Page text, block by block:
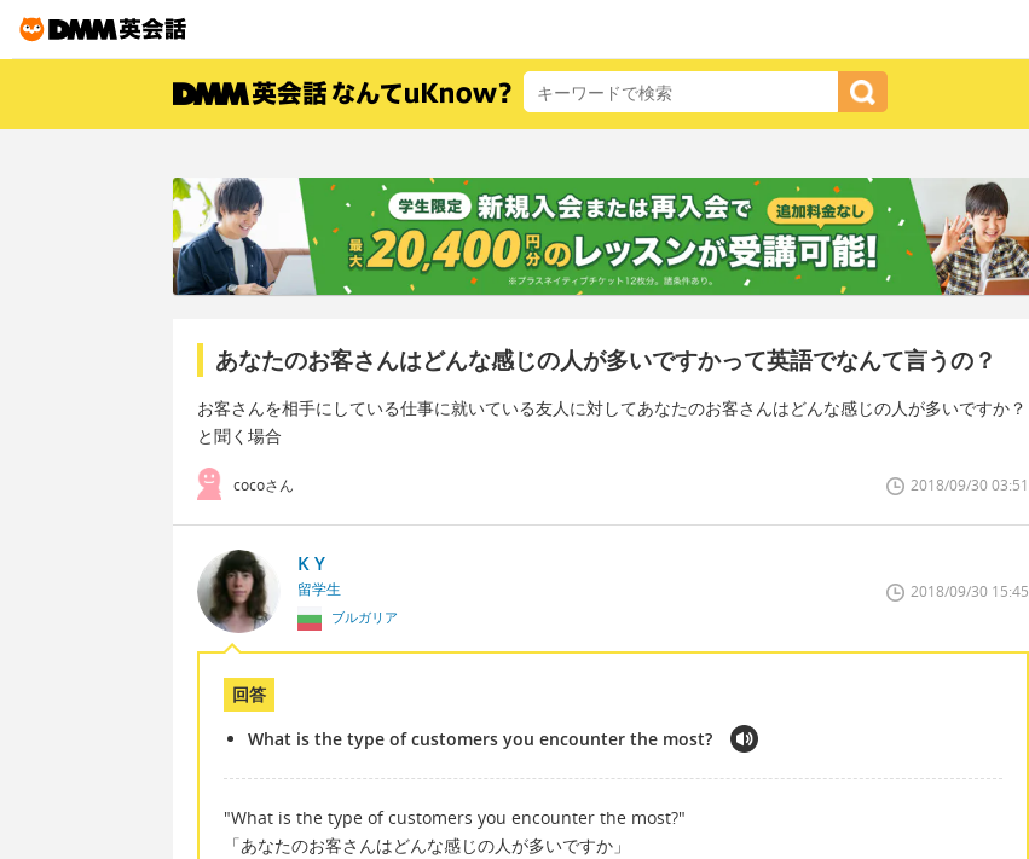
あなたのお客さんはどんな感じの人が多いですかって英語でなんて言うの？
お客さんを相手にしている仕事に就いている友人に対してあなたのお客さんはどんな感じの人が多いですか？
と聞く場合
cocoさん 2018/09/30 03:51
K Y
留学生
ブルガリア
2018/09/30 15:45
回答
What is the type of customers you encounter the most?
"What is the type of customers you encounter the most?"
「あなたのお客さんはどんな感じの人が多いですか」